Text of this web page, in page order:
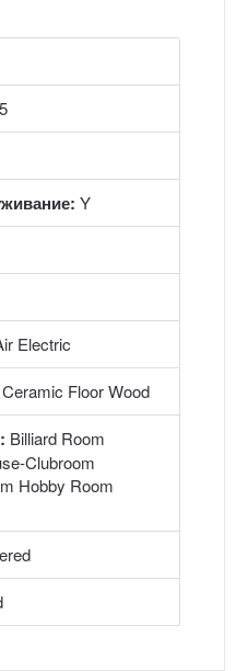
Y
Electric
Ceramic Floor Wood
Billiard Room
Clubroom
Hobby Room